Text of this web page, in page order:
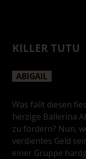
KILLER TUTU
ABIGAIL
Was fällt diesen
herzige Ballerina
zu fordern? Nun,
verdientes Geld
einer Gruppe